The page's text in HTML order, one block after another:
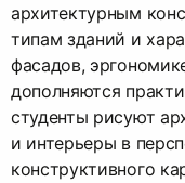
архитектурным
типам зданий и
фасадов,
дополняются
студенты рисуют
и интерьеры в
конструктивного